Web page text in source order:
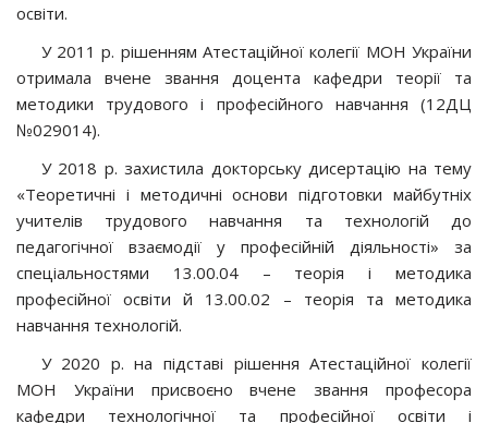
освіти.
У 2011 р. рішенням Атестаційної колегії МОН України
отримала вчене звання доцента кафедри теорії та
методики трудового і професійного навчання (12ДЦ
№029014).
У 2018 р. захистила докторську дисертацію на тему
«Теоретичні і методичні основи підготовки майбутніх
учителів трудового навчання та технологій до
педагогічної взаємодії у професійній діяльності» за
спеціальностями 13.00.04 – теорія і методика
професійної освіти й 13.00.02 – теорія та методика
навчання технологій.
У 2020 р. на підставі рішення Атестаційної колегії
МОН України присвоєно вчене звання професора
кафедри технологічної та професійної освіти і